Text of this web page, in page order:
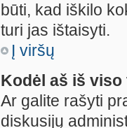
būti, kad iškilo
turi jas ištaisyti.
Į viršų
Kodėl aš iš
Ar galite rašyti
diskusijų